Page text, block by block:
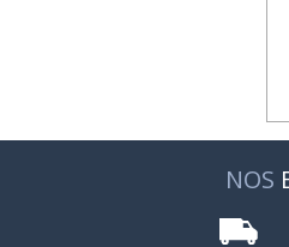
NOS